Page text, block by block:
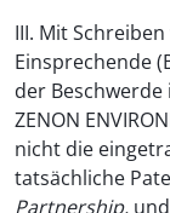
III. Mit
Einsprechende
der
ZENON
nicht die
tatsächliche
Partnership,